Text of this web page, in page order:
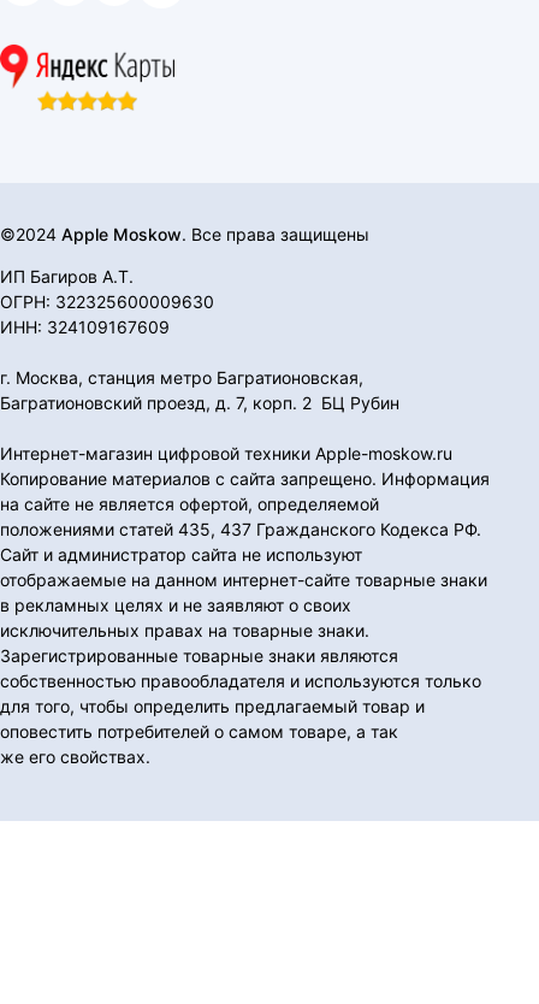
©2024 Apple Moskow. Все права защищены
ИП Багиров А.Т.
ОГРН: 322325600009630
ИНН: 324109167609
г. Москва, станция метро Багратионовская,
Багратионовский проезд, д. 7, корп. 2 БЦ Рубин
Интернет-магазин цифровой техники Apple-moskow.ru
Копирование материалов с сайта запрещено. Информация
на сайте не является офертой, определяемой
положениями статей 435, 437 Гражданского Кодекса РФ.
Сайт и администратор сайта не используют
отображаемые на данном интернет-сайте товарные знаки
в рекламных целях и не заявляют о своих
исключительных правах на товарные знаки.
Зарегистрированные товарные знаки являются
собственностью правообладателя и используются только
для того, чтобы определить предлагаемый товар и
оповестить потребителей о самом товаре, а так
же его свойствах.